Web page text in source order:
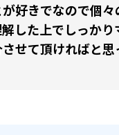
好きでなので個々
した上でしっかり
せて頂ければと思